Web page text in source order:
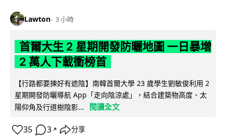
Lawton 3 小時
首爾大生 2 星期開發防曬地圖 一日暴增
2 萬人下載衝榜首
【行路都要揀好有遮陰】南韓首爾大學 23 歲學生劉敏俊利用 2
星期開發防曬導航 App「走向陰涼處」，結合建築物高度、太
陽仰角及行道樹陰影...
閱讀全文
35 3 ↗ 分享